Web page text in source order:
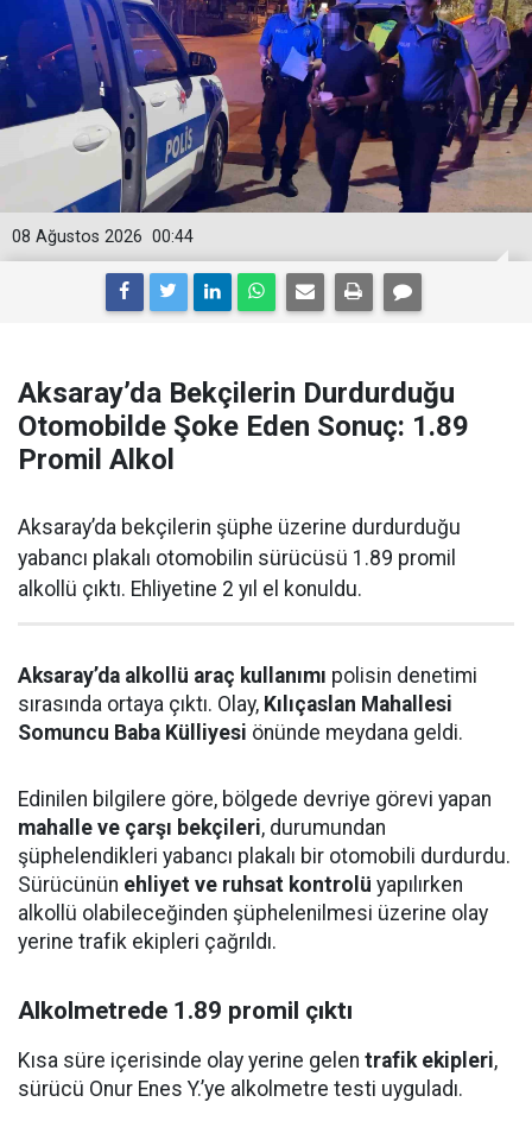
00:44
08 Ağustos 2026
Aksaray’da Bekçilerin Durdurduğu
Otomobilde Şoke Eden Sonuç: 1.89
Promil Alkol
Aksaray’da bekçilerin şüphe üzerine durdurduğu
yabancı plakalı otomobilin sürücüsü 1.89 promil
alkollü çıktı. Ehliyetine 2 yıl el konuldu.
Aksaray’da alkollü araç kullanımı polisin denetimi
sırasında ortaya çıktı. Olay, Kılıçaslan Mahallesi
Somuncu Baba Külliyesi önünde meydana geldi.
Edinilen bilgilere göre, bölgede devriye görevi yapan
mahalle ve çarşı bekçileri, durumundan
şüphelendikleri yabancı plakalı bir otomobili durdurdu.
Sürücünün ehliyet ve ruhsat kontrolü yapılırken
alkollü olabileceğinden şüphelenilmesi üzerine olay
yerine trafik ekipleri çağrıldı.
Alkolmetrede 1.89 promil çıktı
Kısa süre içerisinde olay yerine gelen trafik ekipleri,
sürücü Onur Enes Y.’ye alkolmetre testi uyguladı.